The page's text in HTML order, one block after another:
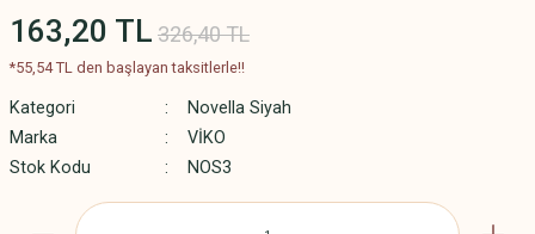
163,20 TL 326,40 TL
*55,54 TL den başlayan taksitlerle!!
Kategori
Novella Siyah
Marka
VİKO
Stok Kodu
NOS3